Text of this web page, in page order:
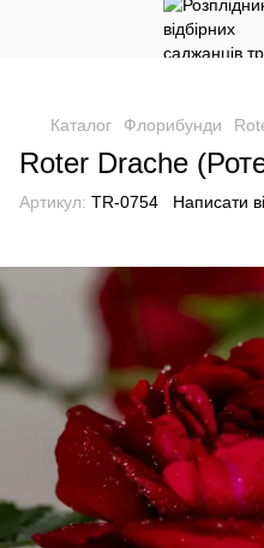
Каталог Флорибунди
Roter Drache
Артикул: TR-0754 Написати